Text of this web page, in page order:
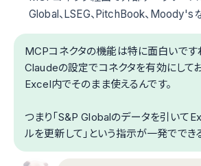
Global、LSEG、PitchBook、Moody'sな
MCPコネクタの機能は特に面白いです
Claudeの設定でコネクタを有効にして
Excel内でそのまま使えるんです。
つまり「S&P Globalのデータを引いて
ルを更新して」という指示が一発ででき